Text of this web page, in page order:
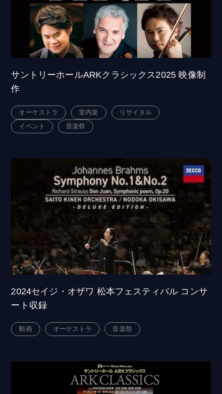
サントリーホールARKクラシックス2025 映像制
作
オーケストラ 室内楽
リサイタル
イベント
音楽祭
2024セイジ・オザワ 松本フェスティバル コンサ
ート収録
動画 オーケストラ 音楽祭